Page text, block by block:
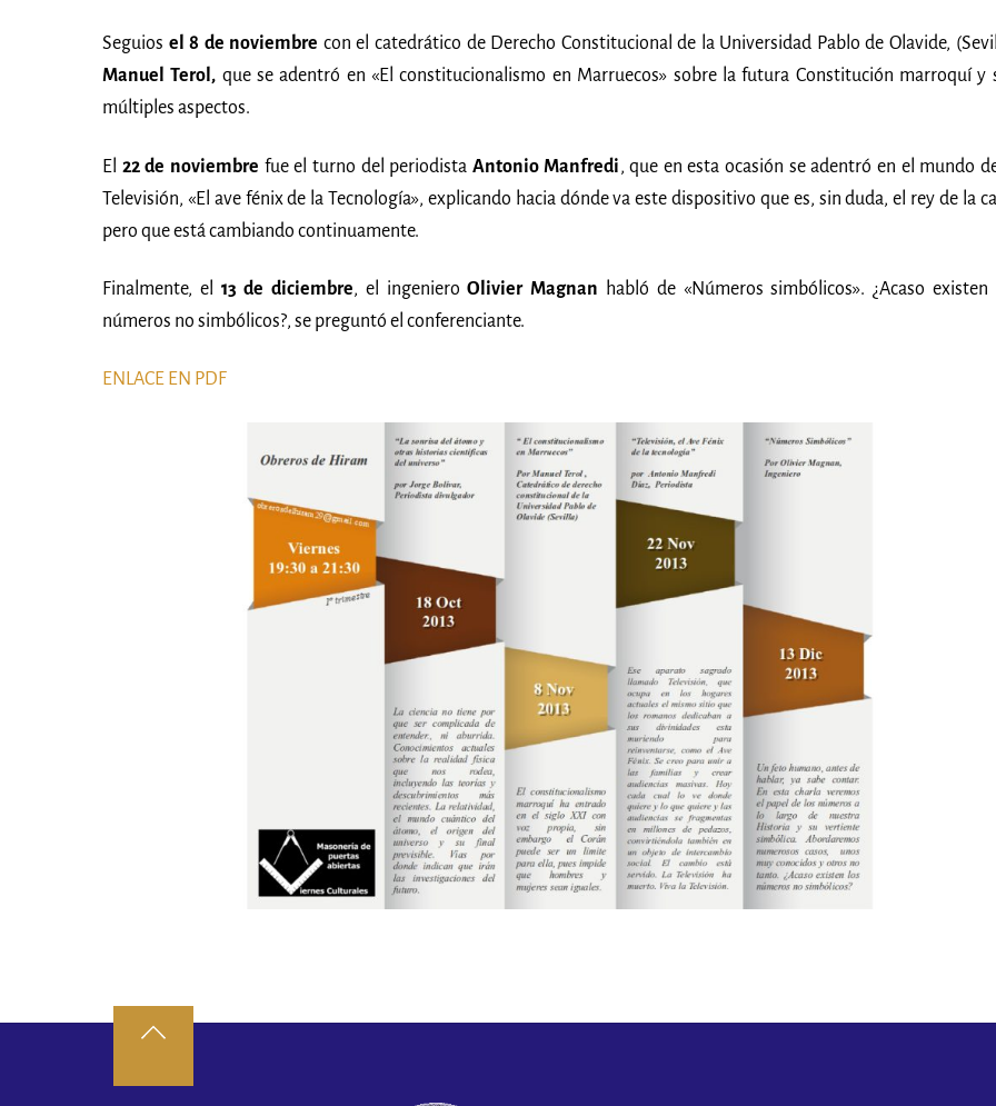
Seguios el 8 de noviembre con el catedrático de Derecho Constitucional de la Universidad Pablo de Olavide,
Manuel Terol, que se adentró en «El constitucionalismo en Marruecos» sobre la futura Constitución marroquí y
múltiples aspectos.
El 22 de noviembre fue el turno del periodista Antonio Manfredi, que en esta ocasión se adentró en el mundo
Televisión, «El ave fénix de la Tecnología», explicando hacia dónde va este dispositivo que es, sin duda, el rey de la
pero que está cambiando continuamente.
Finalmente, el 13 de diciembre, el ingenieroOlivier Magnan habló de «Números simbólicos». ¿Acaso existen
números no simbólicos?, se preguntó el conferenciante.
ENLACE EN PDF